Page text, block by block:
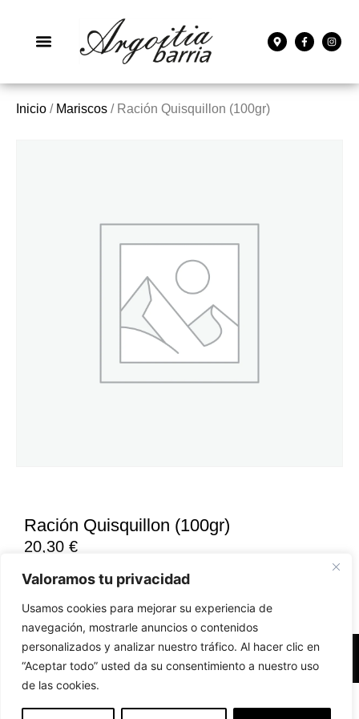
Valoramos tu privacidad
Usamos cookies para mejorar su experiencia de
navegación, mostrarle anuncios o contenidos
personalizados y analizar nuestro tráfico. Al hacer clic en
“Aceptar todo” usted da su consentimiento a nuestro uso
de las cookies.
Inicio / Mariscos / Ración Quisquillon (100gr)
Ración Quisquillon (100gr)
20,30 €
Accesibilidad Aviso Legal Políticas de Cookies
EN